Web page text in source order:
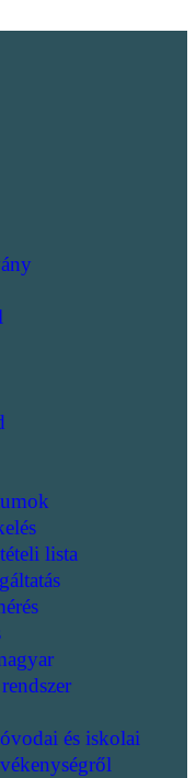
lista
és iskolai